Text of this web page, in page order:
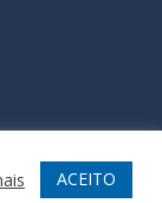
ACEITO